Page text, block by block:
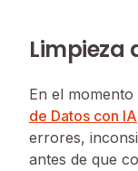
Limpieza
En el
de Datos con IA
errores,
antes de que